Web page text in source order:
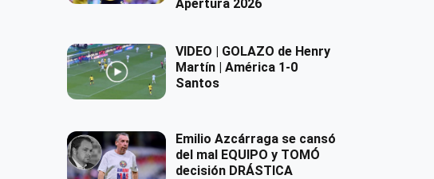
Apertura 2026
VIDEO | GOLAZO de Henry
Martín | América 1-0
Santos
Emilio Azcárraga se cansó
del mal EQUIPO y TOMÓ
decisión DRÁSTICA